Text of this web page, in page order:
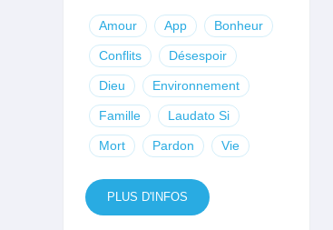
Amour App Bonheur
Conflits Désespoir
Dieu Environnement
Famille Laudato Si
Mort Pardon Vie
PLUS D'INFOS